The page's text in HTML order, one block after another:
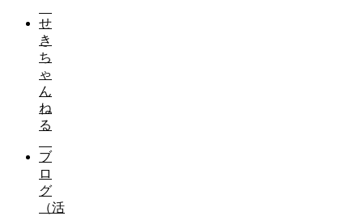
せ
き
ち
ゃ
ん
ね
る
ブ
ロ
グ
（活